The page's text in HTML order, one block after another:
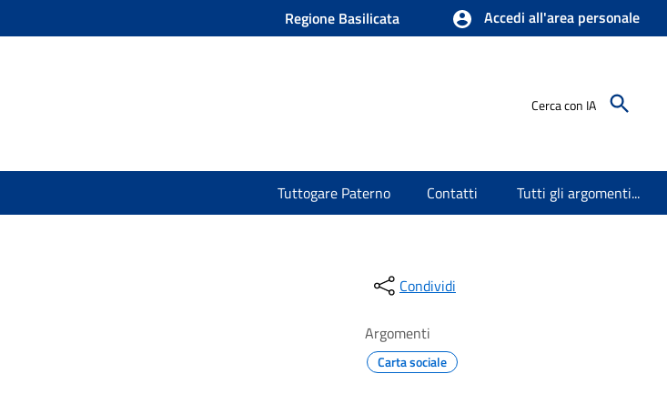
Regione Basilicata Accedi all'area personale
Cerca con IA
Tuttogare Paterno Contatti Tutti gli argomenti...
Condividi
Argomenti
Carta sociale